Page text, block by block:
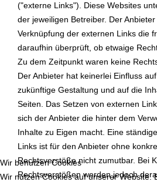
("externe Links"). Diese Websites
der jeweiligen Betreiber. Der
Verknüpfung der externen Links die
daraufhin überprüft, ob etwaige
Zu dem Zeitpunkt waren keine
Der Anbieter hat keinerlei Einfluss
zukünftige Gestaltung und auf die
Seiten. Das Setzen von externen
sich der Anbieter die hinter dem
Inhalte zu Eigen macht. Eine
Links ist für den Anbieter ohne
Rechtsverstöße nicht zumutbar. Bei
Rechtsverstößen werden jedoch
Wir benutzen Cookies
Wir nutzen Cookies auf unserer Website.